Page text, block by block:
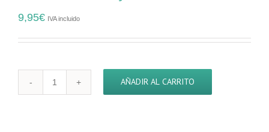
9,95€ IVA incluido
LÁGRIMA
AÑADIR AL CARRITO